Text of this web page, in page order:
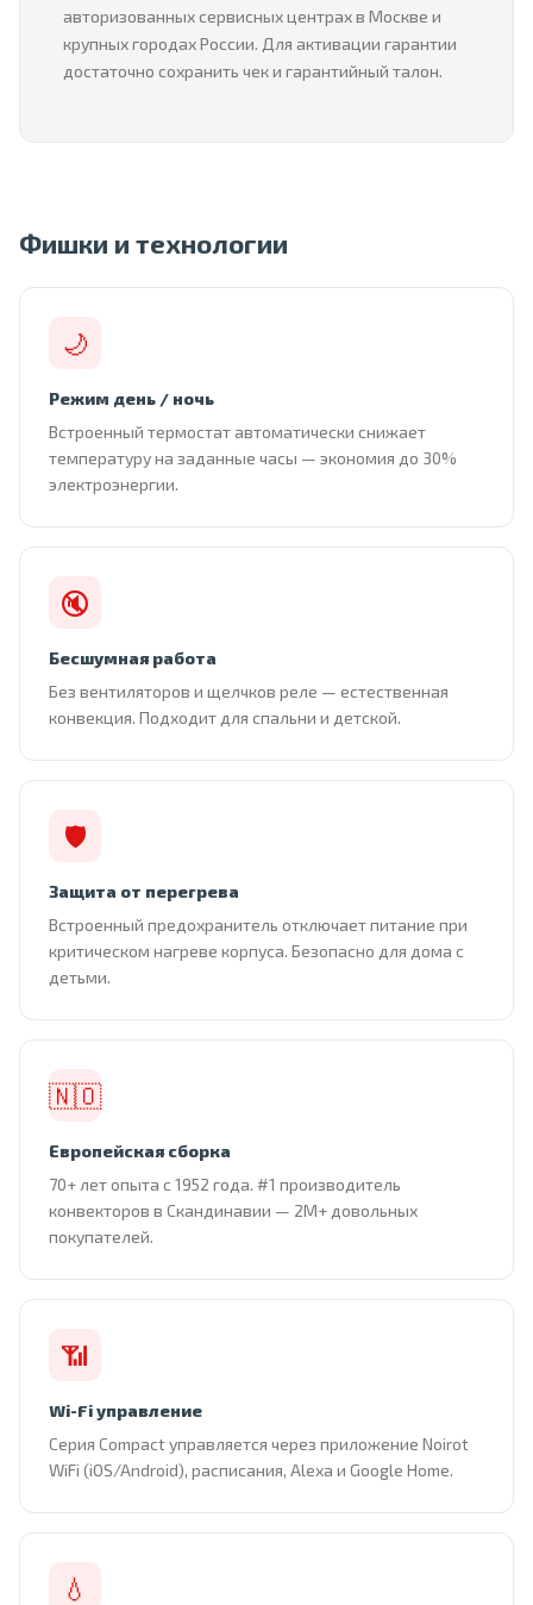
авторизованных сервисных центрах в Москве и
крупных городах России. Для активации гарантии
достаточно сохранить чек и гарантийный талон.
Фишки и технологии
🌙
Режим день / ночь
Встроенный термостат автоматически снижает
температуру на заданные часы — экономия до 30%
электроэнергии.
🔇
Бесшумная работа
Без вентиляторов и щелчков реле — естественная
конвекция. Подходит для спальни и детской.
🛡
Защита от перегрева
Встроенный предохранитель отключает питание при
критическом нагреве корпуса. Безопасно для дома с
детьми.
🇳🇴
Европейская сборка
70+ лет опыта с 1952 года. #1 производитель
конвекторов в Скандинавии — 2М+ довольных
покупателей.
📶
Wi-Fi управление
Серия Compact управляется через приложение Noirot
WiFi (iOS/Android), расписания, Alexa и Google Home.
💧